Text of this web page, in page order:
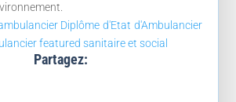
Diplôme d'Etat d'Ambulancier
featured sanitaire et social
Partagez: